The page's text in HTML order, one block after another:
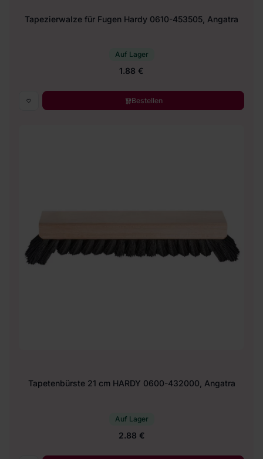
Tapezierwalze für Fugen Hardy 0610-453505, Angatra
Auf Lager
1.88 €
Bestellen
Tapetenbürste 21 cm HARDY 0600-432000, Angatra
Auf Lager
2.88 €